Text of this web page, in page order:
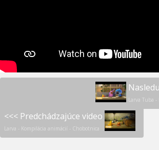
Larva Tuba -
<<< Predchádzajúce video
Larva - Kompilácia animácií - Chobotnica